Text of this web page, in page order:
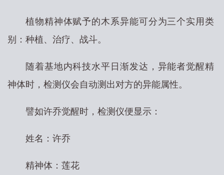
植物精神体赋予的木系异能可分为三个实用类
别：种植、治疗、战斗。
随着基地内科技水平日渐发达，异能者觉醒精
神体时，检测仪会自动测出对方的异能属性。
譬如许乔觉醒时，检测仪便显示：
姓名：许乔
精神体：莲花